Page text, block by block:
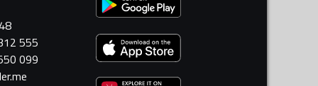
555
099